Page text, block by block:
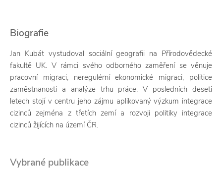
Biografie
Jan Kubát vystudoval sociální geografii na Přírodovědecké
fakultě UK. V rámci svého odborného zaměření se věnuje
pracovní migraci, neregulérní ekonomické migraci, politice
zaměstnanosti a analýze trhu práce. V posledních deseti
letech stojí v centru jeho zájmu aplikovaný výzkum integrace
cizinců zejména z třetích zemí a rozvoji politiky integrace
cizinců žijících na území ČR.
Vybrané publikace